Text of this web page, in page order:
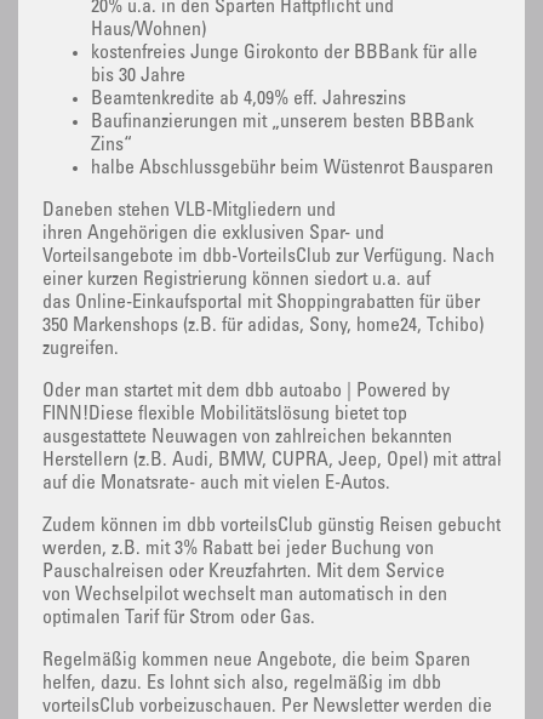
20% u.a. in den Sparten Haftpflicht und
Haus/Wohnen)
kostenfreies Junge Girokonto der BBBank für alle
bis 30 Jahre
Beamtenkredite ab 4,09% eff. Jahreszins
Baufinanzierungen mit „unserem besten BBBank
Zins“
halbe Abschlussgebühr beim Wüstenrot Bausparen
Daneben stehen VLB-Mitgliedern und
ihren Angehörigen die exklusiven Spar- und
Vorteilsangebote im dbb-VorteilsClub zur Verfügung. Nach
einer kurzen Registrierung können siedort u.a. auf
das Online-Einkaufsportal mit Shoppingrabatten für über
350 Markenshops (z.B. für adidas, Sony, home24, Tchibo)
zugreifen.
Oder man startet mit dem dbb autoabo | Powered by
FINN!Diese flexible Mobilitätslösung bietet top
ausgestattete Neuwagen von zahlreichen bekannten
Herstellern (z.B. Audi, BMW, CUPRA, Jeep, Opel) mit
auf die Monatsrate- auch mit vielen E-Autos.
Zudem können im dbb vorteilsClub günstig Reisen gebucht
werden, z.B. mit 3% Rabatt bei jeder Buchung von
Pauschalreisen oder Kreuzfahrten. Mit dem Service
von Wechselpilot wechselt man automatisch in den
optimalen Tarif für Strom oder Gas.
Regelmäßig kommen neue Angebote, die beim Sparen
helfen, dazu. Es lohnt sich also, regelmäßig im dbb
vorteilsClub vorbeizuschauen. Per Newsletter werden die